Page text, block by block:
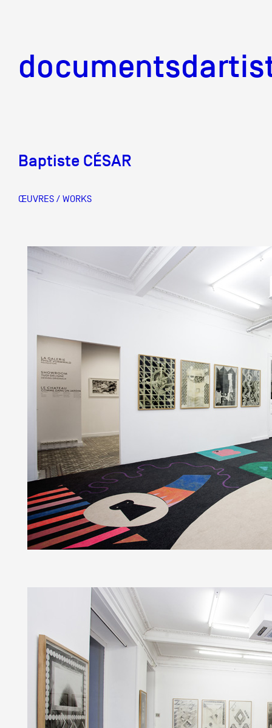
Équipe
Partenaires
Crédits
Actions
Documentation
Visites d'ateliers
Production vidéo
Formation
Événements
1% œuvres
public
Baptiste CÉSAR
ŒUVRES / WORKS